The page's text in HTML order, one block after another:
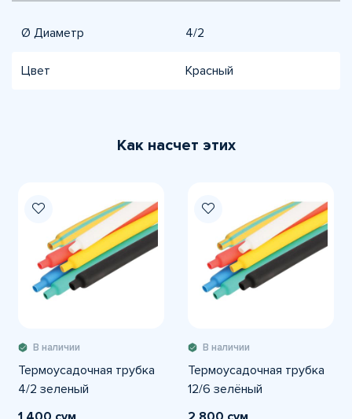
Ø Диаметр 4/2
Цвет Красный
Как насчет этих
В наличии
Термоусадочная трубка
4/2 зеленый
В наличии
Термоусадочная трубка
12/6 зелёный